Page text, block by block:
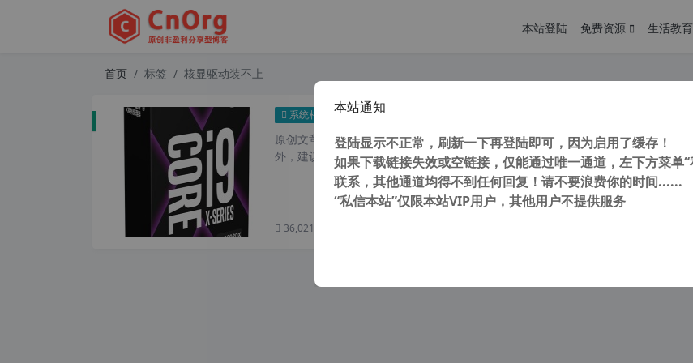
本站登陆 免费资源 生活教育
首页 标签 核显驱动装不上
系统相关 英特尔 intel 7、8、9代CPU集成显卡32/64位驱动（ 集显驱动 核显驱动 ）
原创文章，转载请注明： 转载自 cnorg.12hp.de 注意： 由于网站空间位于国
外，建议避开晚上的访问高...
36,021 次浏览
本站通知
登陆显示不正常，刷新一下再登陆即可，因为启用了缓存！
如果下载链接失效或空链接，仅能通过唯一通道，左下方菜单“
联系，其他通道均得不到任何回复！请不要浪费你的时间......
“私信本站”仅限本站VIP用户，其他用户不提供服务